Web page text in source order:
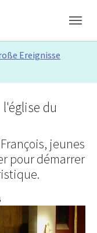
Ereignisse
du
jeunes
pour démarrer